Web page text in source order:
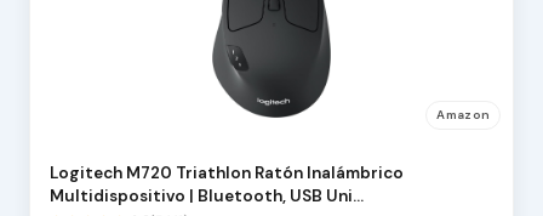
Amazon
Logitech M720 Triathlon Ratón Inalámbrico
Multidispositivo | Bluetooth, USB Uni…